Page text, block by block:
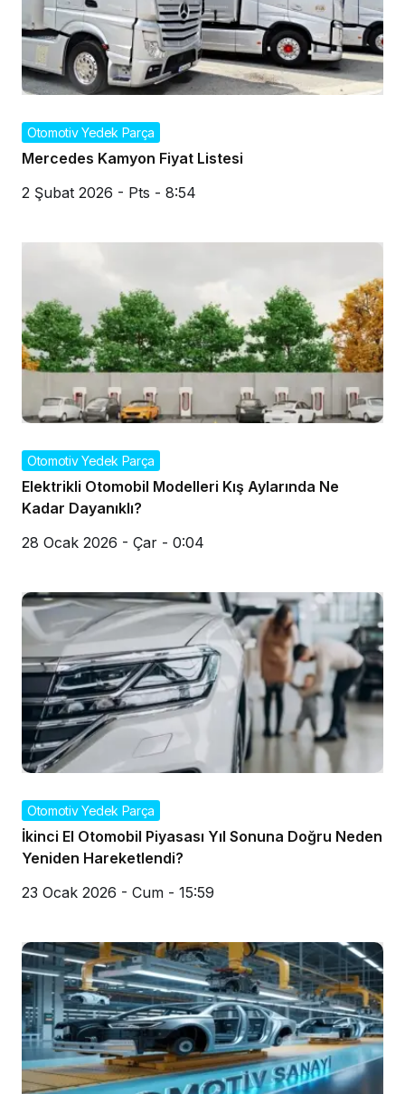
Otomotiv Yedek Parça
Mercedes Kamyon Fiyat Listesi
2 Şubat 2026 - Pts - 8:54
Otomotiv Yedek Parça
Elektrikli Otomobil Modelleri Kış Aylarında Ne
Kadar Dayanıklı?
28 Ocak 2026 - Çar - 0:04
Otomotiv Yedek Parça
İkinci El Otomobil Piyasası Yıl Sonuna Doğru Neden
Yeniden Hareketlendi?
23 Ocak 2026 - Cum - 15:59